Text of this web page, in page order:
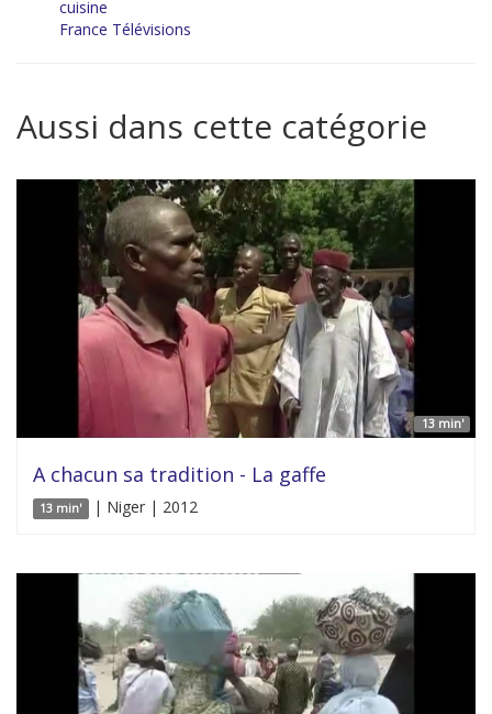
cuisine
France Télévisions
Aussi dans cette catégorie
13 min'
A chacun sa tradition - La gaffe
13 min' | Niger | 2012